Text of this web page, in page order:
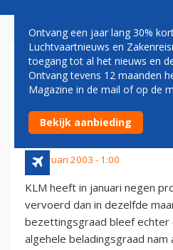
MEER
VRACHT, MAAR
5 februari 2003 - 1:00
KLM heeft in januari negen
vervoerd dan in dezelfde
bezettingsgraad bleef echter
algehele beladingsgraad nam
Ontvang een jaar lang 30%
Luchtvaartnieuws en
toegang tot al het nieuws en
Ontvang tevens 12 maanden
Magazine in de mail of op de
Bekijk aanbieding